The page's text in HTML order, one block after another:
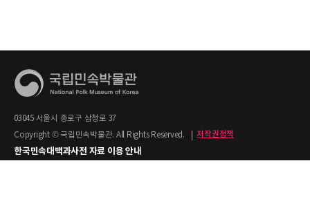
03045 서울시 종로구 삼청로 37
Copyright © 국립민속박물관. All Rights Reserved.
저작권정책
한국민속대백과사전 자료 이용 안내